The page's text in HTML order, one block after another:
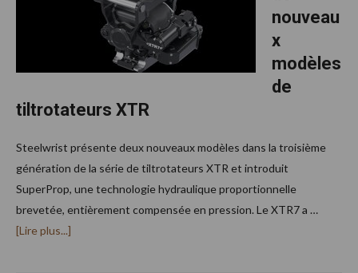
nouveau
x
modèles
de
tiltrotateurs XTR
Steelwrist présente deux nouveaux modèles dans la troisième
génération de la série de tiltrotateurs XTR et introduit
SuperProp, une technologie hydraulique proportionnelle
brevetée, entièrement compensée en pression. Le XTR7 a …
[Lire plus...]